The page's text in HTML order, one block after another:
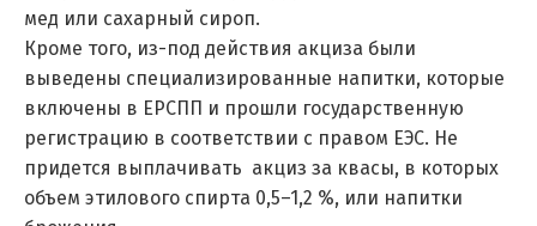
мед или сахарный сироп.
Кроме того, из-под действия акциза были
выведены специализированные напитки, которые
включены в ЕРСПП и прошли государственную
регистрацию в соответствии с правом ЕЭС. Не
придется выплачивать акциз за квасы, в которых
объем этилового спирта 0,5–1,2 %, или напитки